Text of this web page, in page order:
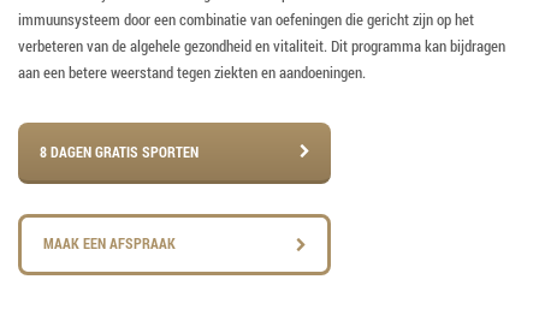
immuunsysteem door een combinatie van oefeningen die gericht zijn op het
verbeteren van de algehele gezondheid en vitaliteit. Dit programma kan bijdragen
aan een betere weerstand tegen ziekten en aandoeningen.
8 DAGEN GRATIS SPORTEN
MAAK EEN AFSPRAAK